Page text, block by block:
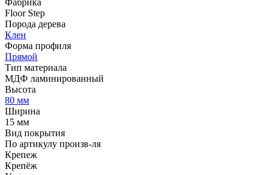
Floor Step
Порода дерева
Клен
Форма профиля
Прямой
Тип материала
МДФ ламинированный
Высота
80 мм
Ширина
15 мм
Вид покрытия
По артикулу произв-ля
Крепеж
Крепёж